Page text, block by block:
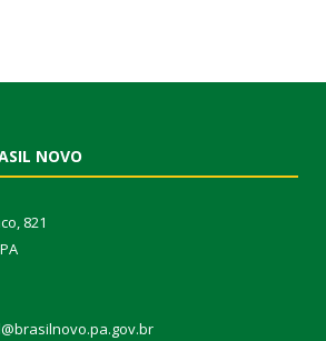
NOVO
821